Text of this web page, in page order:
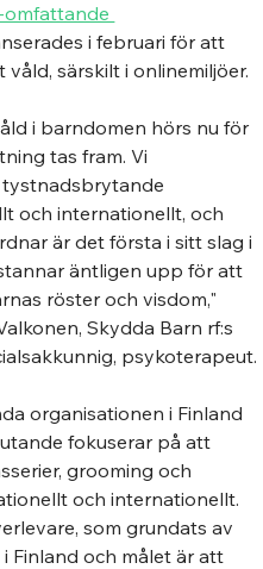
omfattande
i februari för att
särskilt i onlinemiljöer.
i barndomen hörs nu för
tas fram. Vi
och internationellt, och
är det första i sitt slag i
äntligen upp för att
röster och visdom,"
Skydda Barn rf:s
psykoterapeut.
organisationen i Finland
fokuserar på att
grooming och
och internationellt.
som grundats av
Finland och målet är att